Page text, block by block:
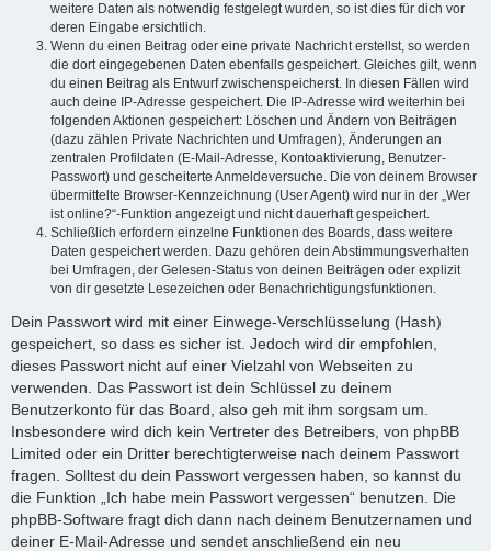
weitere Daten als notwendig festgelegt wurden, so ist dies für dich vor
deren Eingabe ersichtlich.
Wenn du einen Beitrag oder eine private Nachricht erstellst, so werden
die dort eingegebenen Daten ebenfalls gespeichert. Gleiches gilt, wenn
du einen Beitrag als Entwurf zwischenspeicherst. In diesen Fällen wird
auch deine IP-Adresse gespeichert. Die IP-Adresse wird weiterhin bei
folgenden Aktionen gespeichert: Löschen und Ändern von Beiträgen
(dazu zählen Private Nachrichten und Umfragen), Änderungen an
zentralen Profildaten (E-Mail-Adresse, Kontoaktivierung, Benutzer-
Passwort) und gescheiterte Anmeldeversuche. Die von deinem Browser
übermittelte Browser-Kennzeichnung (User Agent) wird nur in der „Wer
ist online?“-Funktion angezeigt und nicht dauerhaft gespeichert.
Schließlich erfordern einzelne Funktionen des Boards, dass weitere
Daten gespeichert werden. Dazu gehören dein Abstimmungsverhalten
bei Umfragen, der Gelesen-Status von deinen Beiträgen oder explizit
von dir gesetzte Lesezeichen oder Benachrichtigungsfunktionen.
Dein Passwort wird mit einer Einwege-Verschlüsselung (Hash)
gespeichert, so dass es sicher ist. Jedoch wird dir empfohlen,
dieses Passwort nicht auf einer Vielzahl von Webseiten zu
verwenden. Das Passwort ist dein Schlüssel zu deinem
Benutzerkonto für das Board, also geh mit ihm sorgsam um.
Insbesondere wird dich kein Vertreter des Betreibers, von phpBB
Limited oder ein Dritter berechtigterweise nach deinem Passwort
fragen. Solltest du dein Passwort vergessen haben, so kannst du
die Funktion „Ich habe mein Passwort vergessen“ benutzen. Die
phpBB-Software fragt dich dann nach deinem Benutzernamen und
deiner E-Mail-Adresse und sendet anschließend ein neu